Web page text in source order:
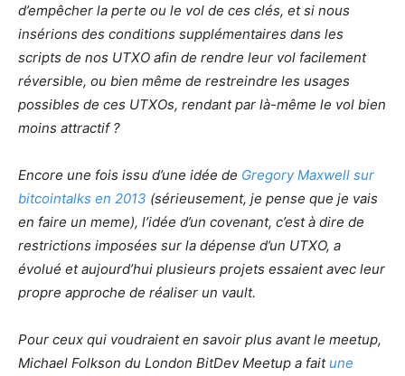
d’empêcher la perte ou le vol de ces clés, et si nous
insérions des conditions supplémentaires dans les
scripts de nos UTXO afin de rendre leur vol facilement
réversible, ou bien même de restreindre les usages
possibles de ces UTXOs, rendant par là-même le vol bien
moins attractif ?
Encore une fois issu d’une idée de Gregory Maxwell sur
bitcointalks en 2013 (sérieusement, je pense que je vais
en faire un meme), l’idée d’un covenant, c’est à dire de
restrictions imposées sur la dépense d’un UTXO, a
évolué et aujourd’hui plusieurs projets essaient avec leur
propre approche de réaliser un vault.
Pour ceux qui voudraient en savoir plus avant le meetup,
Michael Folkson du London BitDev Meetup a fait une